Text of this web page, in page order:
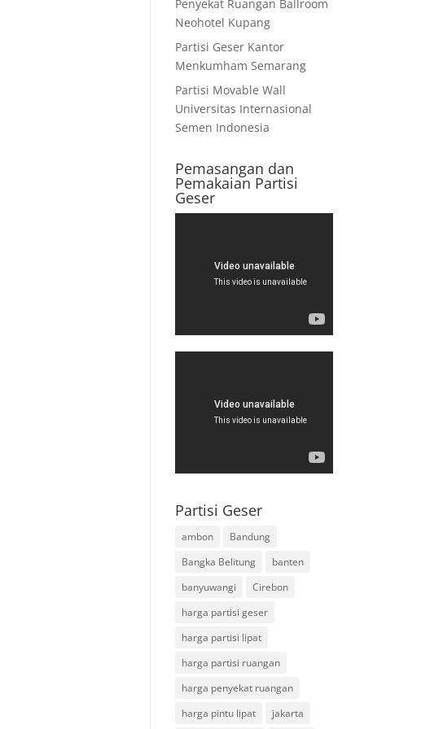
Penyekat Ruangan Ballroom
Neohotel Kupang
Partisi Geser Kantor
Menkumham Semarang
Partisi Movable Wall
Universitas Internasional
Semen Indonesia
Pemasangan dan
Pemakaian Partisi
Geser
Partisi Geser
ambon
Bandung
Bangka Belitung
banten
banyuwangi
Cirebon
harga partisi geser
harga partisi lipat
harga partisi ruangan
harga penyekat ruangan
harga pintu lipat
jakarta